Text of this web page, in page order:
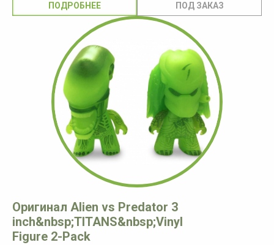
ПОДРОБНЕЕ
Оригинал Alien vs Predator 3
inch&nbsp;TITANS&nbsp;Vinyl
Figure 2-Pack